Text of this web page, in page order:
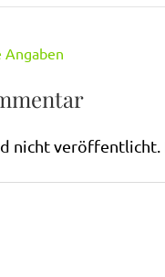
Angaben
nicht veröffentlicht.